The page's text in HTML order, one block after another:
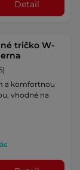
Detail
tričko W-
a komfortnou
vhodné na